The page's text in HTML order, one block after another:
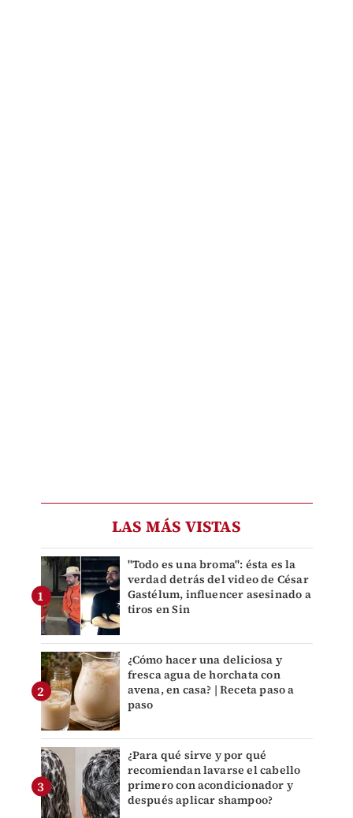
LAS MÁS VISTAS
"Todo es una broma": ésta es la
verdad detrás del video de César
Gastélum, influencer asesinado a
tiros en Sin
¿Cómo hacer una deliciosa y
fresca agua de horchata con
avena, en casa? | Receta paso a
paso
¿Para qué sirve y por qué
recomiendan lavarse el cabello
primero con acondicionador y
después aplicar shampoo?